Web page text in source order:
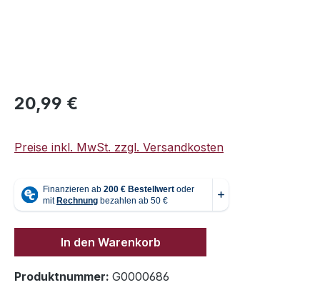
Regulärer Preis:
20,99 €
Preise inkl. MwSt. zzgl. Versandkosten
In den Warenkorb
Produktnummer: G0000686